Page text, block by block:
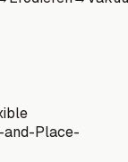
and-Place-